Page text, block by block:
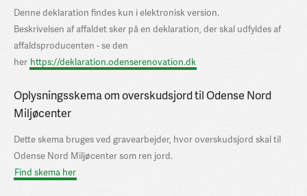
Denne deklaration findes kun i elektronisk version.
Beskrivelsen af affaldet sker på en deklaration, der skal udfyldes af
affaldsproducenten - se den
her https://deklaration.odenserenovation.dk
Oplysningsskema om overskudsjord til Odense Nord
Miljøcenter
Dette skema bruges ved gravearbejder, hvor overskudsjord skal til
Odense Nord Miljøcenter som ren jord.
Find skema her